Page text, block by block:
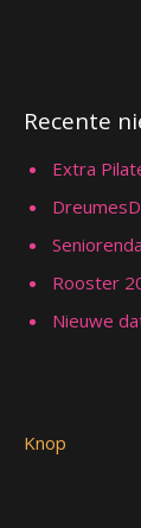
Recente
Extra
Rooster
Nieuwe
Knop